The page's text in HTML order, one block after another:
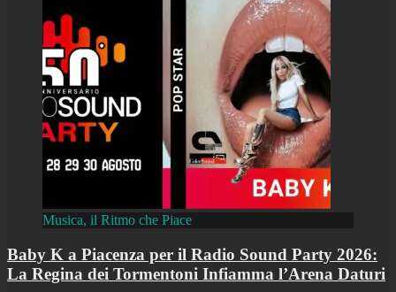
Musica, il Ritmo che Piace
Baby K a Piacenza per il Radio Sound Party 2026:
La Regina dei Tormentoni Infiamma l’Arena Daturi